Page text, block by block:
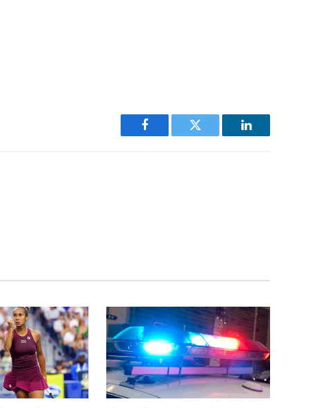
Facebook Twitter LinkedIn